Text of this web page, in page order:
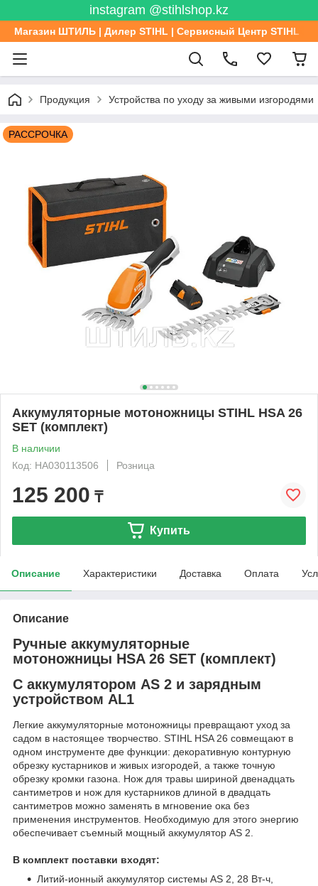
instagram @stihlshop.kz
Магазин ШТИЛЬ | Дилер STIHL | Сервисный Центр STIHL
Продукция Устройства по уходу за живыми изгородями
РАССРОЧКА
Аккумуляторные мотоножницы STIHL HSA 26
SET (комплект)
В наличии
Код: HA030113506
Розница
125 200 ₸
Купить
Описание Характеристики Доставка Оплата
Описание
Ручные аккумуляторные
мотоножницы HSA 26 SET (комплект)
С аккумулятором AS 2 и зарядным
устройством AL1
Легкие аккумуляторные мотоножницы превращают уход за
садом в настоящее творчество. STIHL HSA 26 совмещают в
одном инструменте две функции: декоративную контурную
обрезку кустарников и живых изгородей, а также точную
обрезку кромки газона. Нож для травы шириной двенадцать
сантиметров и нож для кустарников длиной в двадцать
сантиметров можно заменять в мгновение ока без
применения инструментов. Необходимую для этого энергию
обеспечивает съемный мощный аккумулятор AS 2.
В комплект поставки входят:
Литий-ионный аккумулятор системы AS 2, 28 Вт-ч,